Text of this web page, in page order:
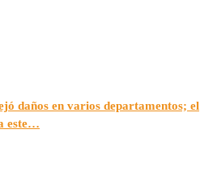
daños en varios departamentos; el
este…